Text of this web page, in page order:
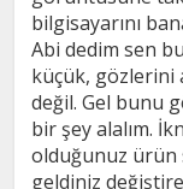
bilgisayarını
Abi dedim sen
küçük, gözlerini
değil. Gel bunu
bir şey alalım.
olduğunuz ürün
geldiniz